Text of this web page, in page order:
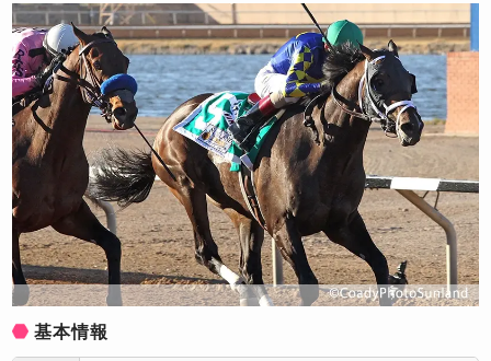
基本情報